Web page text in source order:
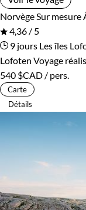
Norvège Sur mesure
4,36 / 5
9 jours Les îles
Lofoten Voyage
540 $CAD / pers.
Carte
Détails